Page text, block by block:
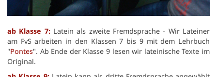
ab Klasse 7: Latein als zweite Fremdsprache - Wir Lateiner
am FvS arbeiten in den Klassen 7 bis 9 mit dem Lehrbuch
"Pontes". Ab Ende der Klasse 9 lesen wir lateinische Texte im
Original.